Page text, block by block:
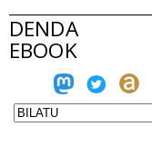
DENDA
EBOOK